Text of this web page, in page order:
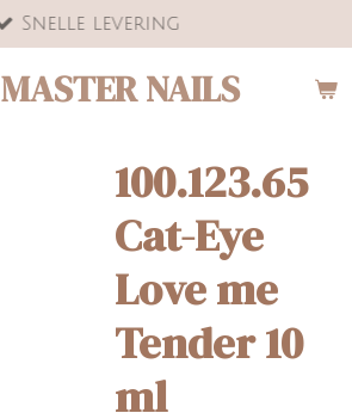
MASTER NAILS
Snelle levering
100.123.65
Cat-Eye
Love me
Tender 10
ml